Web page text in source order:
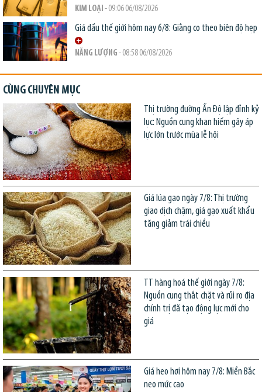
KIM LOẠI - 09:06 06/08/2026
Giá dầu thế giới hôm nay 6/8: Giằng co theo biên độ hẹp
NĂNG LƯỢNG - 08:58 06/08/2026
CÙNG CHUYÊN MỤC
Thị trường đường Ấn Độ lập đỉnh kỷ
lục: Nguồn cung khan hiếm gây áp
lực lớn trước mùa lễ hội
Giá lúa gạo ngày 7/8: Thị trường
giao dịch chậm, giá gạo xuất khẩu
tăng giảm trái chiều
TT hàng hoá thế giới ngày 7/8:
Nguồn cung thắt chặt và rủi ro địa
chính trị đã tạo động lực mới cho
giá
Giá heo hơi hôm nay 7/8: Miền Bắc
neo mức cao